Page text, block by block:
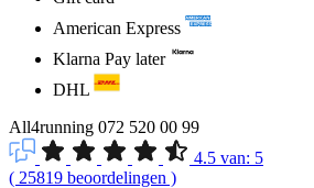
American Express
Klarna Pay later
DHL
All4running 072 520 00 99
4.5 van: 5
( 25819 beoordelingen )